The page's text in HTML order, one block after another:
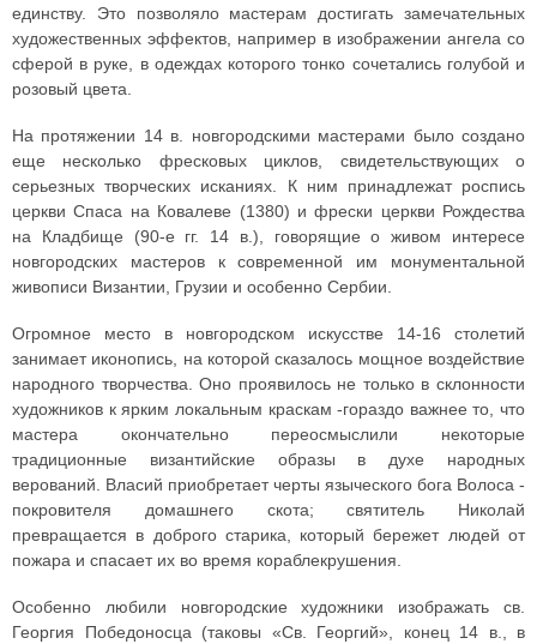
единству. Это позволяло мастерам достигать замечательных
художественных эффектов, например в изображении ангела со
сферой в руке, в одеждах которого тонко сочетались голубой и
розовый цвета.
На протяжении 14 в. новгородскими мастерами было создано
еще несколько фресковых циклов, свидетельствующих о
серьезных творческих исканиях. К ним принадлежат роспись
церкви Спаса на Ковалеве (1380) и фрески церкви Рождества
на Кладбище (90-е гг. 14 в.), говорящие о живом интересе
новгородских мастеров к современной им монументальной
живописи Византии, Грузии и особенно Сербии.
Огромное место в новгородском искусстве 14-16 столетий
занимает иконопись, на которой сказалось мощное воздействие
народного творчества. Оно проявилось не только в склонности
художников к ярким локальным краскам -гораздо важнее то, что
мастера окончательно переосмыслили некоторые
традиционные византийские образы в духе народных
верований. Власий приобретает черты языческого бога Волоса -
покровителя домашнего скота; святитель Николай
превращается в доброго старика, который бережет людей от
пожара и спасает их во время кораблекрушения.
Особенно любили новгородские художники изображать св.
Георгия Победоносца (таковы «Св. Георгий», конец 14 в., в